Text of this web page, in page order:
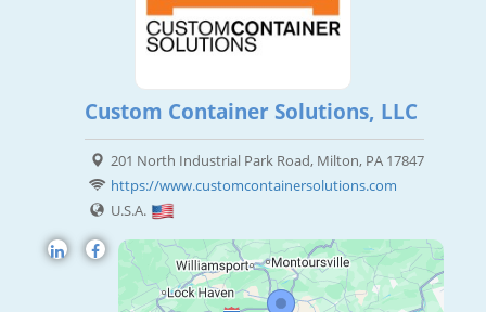
Custom Container Solutions, LLC
201 North Industrial Park Road, Milton, PA 17847
https://www.customcontainersolutions.com
U.S.A.